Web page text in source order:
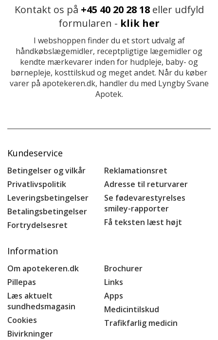
Kontakt os på +45 40 20 28 18eller udfyld
formularen - klik her
I webshoppen finder du et stort udvalg af
håndkøbslægemidler, receptpligtige lægemidler og
kendte mærkevarer inden for hudpleje, baby- og
børnepleje, kosttilskud og meget andet. Når du køber
varer på apotekeren.dk, handler du med Lyngby Svane
Apotek.
Kundeservice
Betingelser og vilkår
Privatlivspolitik
Leveringsbetingelser
Betalingsbetingelser
Fortrydelsesret
Reklamationsret
Adresse til returvarer
Se fødevarestyrelses
smiley-rapporter
Få teksten læst højt
Information
Om apotekeren.dk
Pillepas
Læs aktuelt
sundhedsmagasin
Cookies
Bivirkninger
Brochurer
Links
Apps
Medicintilskud
Trafikfarlig medicin